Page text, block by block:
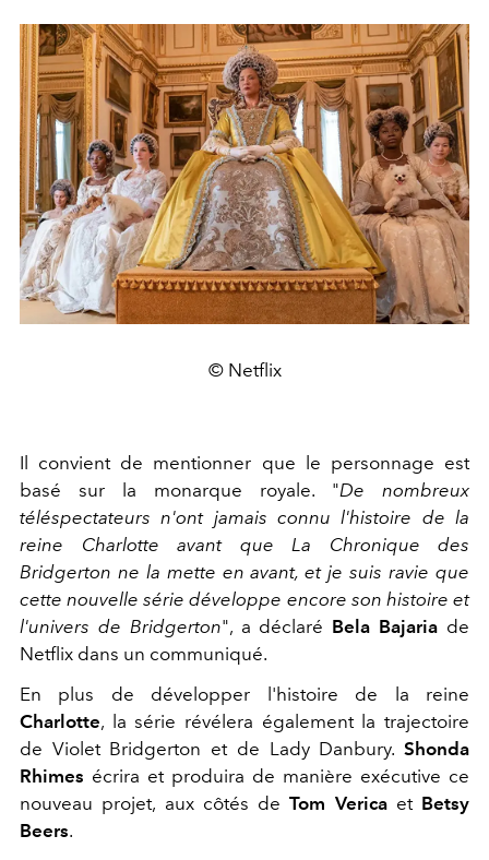
© Netflix
Il convient de mentionner que le personnage est
basé sur la monarque royale. "De nombreux
téléspectateurs n'ont jamais connu l'histoire de la
reine Charlotte avant que La Chronique des
Bridgerton ne la mette en avant, et je suis ravie que
cette nouvelle série développe encore son histoire et
l'univers de Bridgerton", a déclaré Bela Bajaria de
Netflix dans un communiqué.
En plus de développer l'histoire de la reine
Charlotte, la série révélera également la trajectoire
de Violet Bridgerton et de Lady Danbury. Shonda
Rhimes écrira et produira de manière exécutive ce
nouveau projet, aux côtés deTom Vericaet Betsy
Beers.